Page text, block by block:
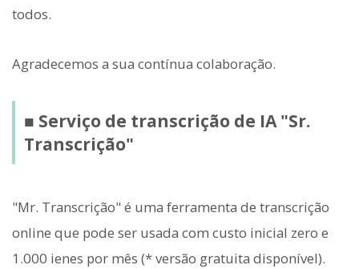
todos.
Agradecemos a sua contínua colaboração.
■ Serviço de transcrição de IA "Sr.
Transcrição"
"Mr. Transcrição" é uma ferramenta de transcrição
online que pode ser usada com custo inicial zero e
1.000 ienes por mês (* versão gratuita disponível).